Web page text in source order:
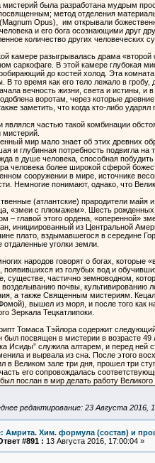
мистерий была разработана мудрым
метод отделения
Opus), им открывали
и его бога осознающими друг
количество других человеческих
камере разыгрывалась драма «второй
саркофаге. В этой камере глубокая
до костей холод. Эта
В то время как его тело лежало в
вечность жизни, света и истины, и
воротам, через которые
заметить, что когда кто-либо
являлся частью такой комбинации
мистерий.
мир мало знает об этих древних
и глубинная потребность подвигла
в душе человека, способная
человека более широкой сферой
сооружении в мире, источнике
Немногие понимают, однако, что
(атлантские) прародители
«змеи с плюмажем». Шесть
– главой этого ордена, «оперенной»
инициированный из Центральной
плато, вздымавшегося в середине
отдаленные уголки земли.
народов говорят о богах,
из голубых вод и
существе, частично земноводном,
возделыванию почвы, культивированию
а также Священным мистериям.
вышел из моря, и после того как
Зеркала Тецкатлипоки.
Томаса Тэйлора содержит
был посвящен в мистерии в возрасте
Исиды” служила алтарем, и перед ней
и вырвала из сна. После этого
в Великом зале три дня, прошел три
его сопровождалась
послан в мир делать работу
редактирование: 23 Августа 2016,
Амрита. Хим. формула (состав) и
#891 : 13 Августа 2016, 17:00:04 »